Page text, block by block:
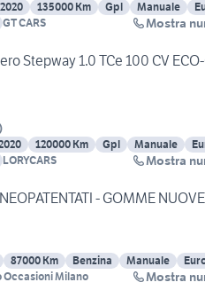
135000 Km Gpl Manuale
GT CARS Mostra
Stepway 1.0 TCe 100 CV
)
120000 Km Gpl Manuale
LORYCARS Mostra
- GOMME NUOVE
87000 Km Benzina Manuale
Occasioni Milano Mostra